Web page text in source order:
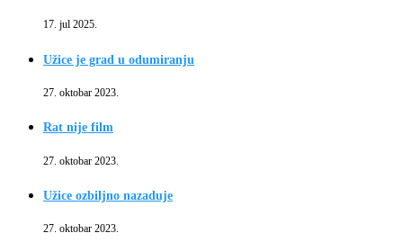
17. jul 2025.
Užice je grad u odumiranju
27. oktobar 2023.
Rat nije film
27. oktobar 2023.
Užice ozbiljno nazaduje
27. oktobar 2023.